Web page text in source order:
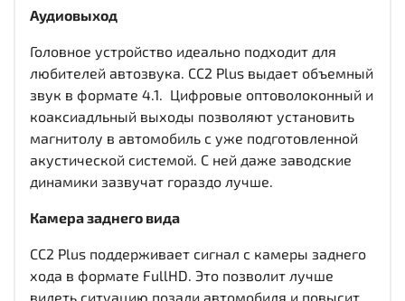
Аудиовыход
Головное устройство идеально подходит для
любителей автозвука. CC2 Plus выдает объемный
звук в формате 4.1. Цифровые оптоволоконный и
коаксиадльный выходы позволяют установить
магнитолу в автомобиль с уже подготовленной
акустической системой. С ней даже заводские
динамики зазвучат гораздо лучше.
Камера заднего вида
CC2 Plus поддерживает сигнал с камеры заднего
хода в формате FullHD. Это позволит лучше
видеть ситуацию позади автомобиля и повысит